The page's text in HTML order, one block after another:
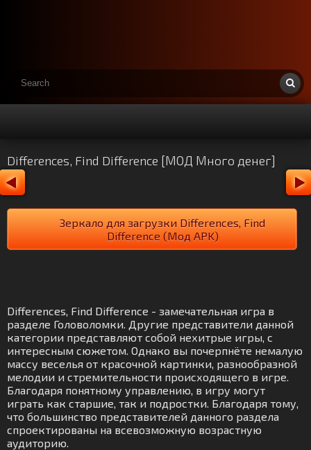
Differences, Find Difference [МОД Много денег]
Зеркало для загрузки Differences, Find
Difference (Мод APK)
Differences, Find Difference - замечательная игра в
разделе Головоломки. Другие представители данной
категории представляют собой нехитрые игры, с
интересным сюжетом. Однако вы почерпнёте немалую
массу веселья от красочной картинки, разнообразной
мелодии и стремительности происходящего в игре.
Благодаря понятному управлению, в игру могут
играть как старшие, так и подростки. Благодаря тому,
что большинство представителей данного раздела
спроектированы на всевозможную возрастную
аудиторию.